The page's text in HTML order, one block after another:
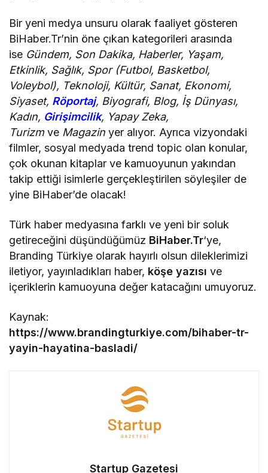
Bir yeni medya unsuru olarak faaliyet gösteren
BiHaber.Tr’nin öne çıkan kategorileri arasında
ise Gündem, Son Dakika, Haberler, Yaşam,
Etkinlik, Sağlık, Spor (Futbol, Basketbol,
Voleybol), Teknoloji, Kültür, Sanat, Ekonomi,
Siyaset, Röportaj, Biyografi, Blog, İş Dünyası,
Kadın, Girişimcilik, Yapay Zeka,
Turizmve Magazin yer alıyor. Ayrıca vizyondaki
filmler, sosyal medyada trend topic olan konular,
çok okunan kitaplar ve kamuoyunun yakından
takip ettiği isimlerle gerçekleştirilen söyleşiler de
yine BiHaber’de olacak!
Türk haber medyasına farklı ve yeni bir soluk
getireceğini düşündüğümüz BiHaber.Tr‘ye,
Branding Türkiye olarak hayırlı olsun dileklerimizi
iletiyor, yayınladıkları haber, köşe yazısı ve
içeriklerin kamuoyuna değer katacağını umuyoruz.
Kaynak:
https://www.brandingturkiye.com/bihaber-tr-
yayin-hayatina-basladi/
Startup Gazetesi